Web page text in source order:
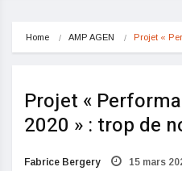
Home AMP AGEN Projet «
Projet «
2020 » : trop de
Fabrice Bergery 15 mars